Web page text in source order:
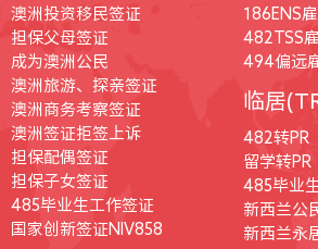
澳洲投资移民签证
担保父母签证
成为澳洲公民
澳洲旅游、探亲签证
澳洲商务考察签证
澳洲签证拒签上诉
担保配偶签证
担保子女签证
485毕业生工作签证
国家创新签证NIV858
186ENS
482TSS
494偏远
临居
482转PR
留学转PR
485毕业
新西兰公
新西兰永